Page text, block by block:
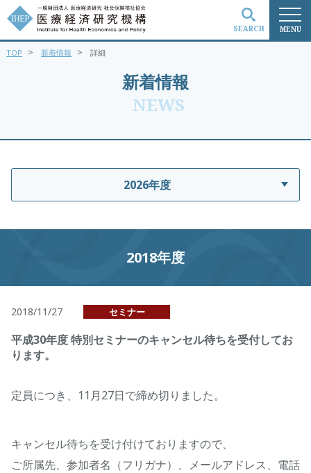
MENU
SEARCH
新着情報
NEWS
TOP > 新着情報 > 詳細
2026年度
2018年度
2018/11/27 セミナー
平成30年度 特別セミナーのキャンセル待ちを受付してお
ります。
定員につき、11月27日で締め切りました。
キャンセル待ちを受け付けておりますので、
ご所属先、参加者名（フリガナ）、メールアドレス、電話